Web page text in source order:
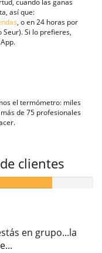
cuando las ganas
así que:
, o en 24 horas por
Si lo prefieres,
el termómetro: miles
de 75 profesionales
clientes
en grupo...la